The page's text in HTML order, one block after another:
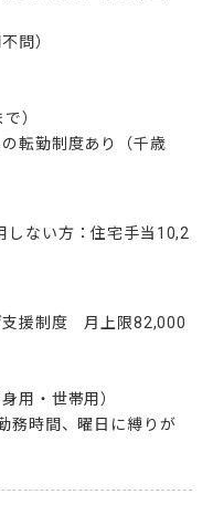
問）
）
転勤制度あり（千歳
しない方：住宅手当10,2
援制度　月上限82,000
用・世帯用）
務時間、曜日に縛りが